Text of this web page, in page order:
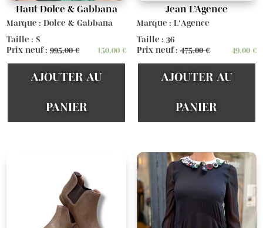
Haut Dolce & Gabbana
Marque : Dolce & Gabbana
Taille : S
Prix neuf :995,00€ 150,00€
AJOUTER AU
PANIER
Jean L’Agence
Marque : L'Agence
Taille : 36
Prix neuf :475,00€ 49,00 €
AJOUTER AU
PANIER